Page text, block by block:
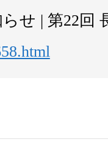
せ | 第22回